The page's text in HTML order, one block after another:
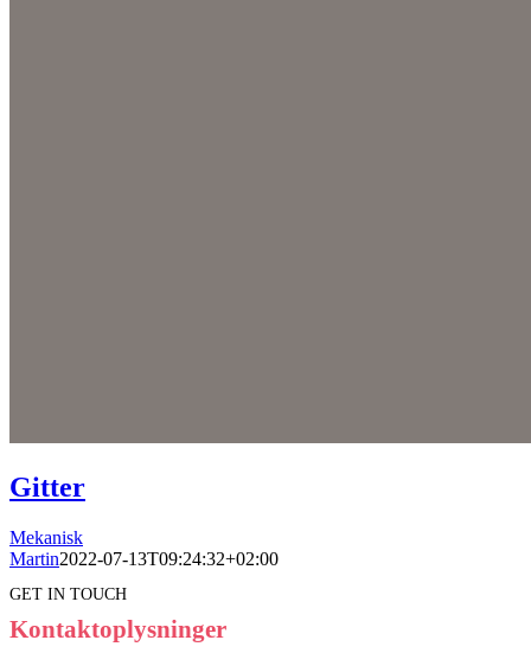
Gitter
Mekanisk
Martin2022-07-13T09:24:32+02:00
GET IN TOUCH
Kontaktoplysninger